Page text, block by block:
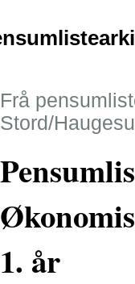
Frå
Stord/
1. år